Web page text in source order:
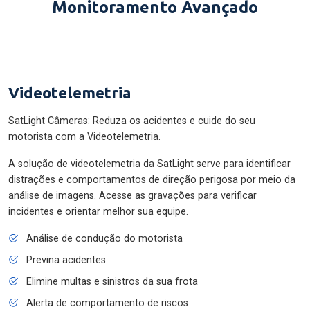
Monitoramento Avançado
Videotelemetria
SatLight Câmeras: Reduza os acidentes e cuide do seu
motorista com a Videotelemetria.
A solução de videotelemetria da SatLight serve para identificar
distrações e comportamentos de direção perigosa por meio da
análise de imagens. Acesse as gravações para verificar
incidentes e orientar melhor sua equipe.
Análise de condução do motorista
Previna acidentes
Elimine multas e sinistros da sua frota
Alerta de comportamento de riscos